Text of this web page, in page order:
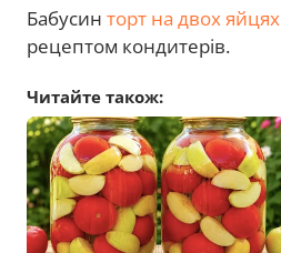
Бабусин торт на двох яйцях
рецептом кондитерів.
Читайте також: